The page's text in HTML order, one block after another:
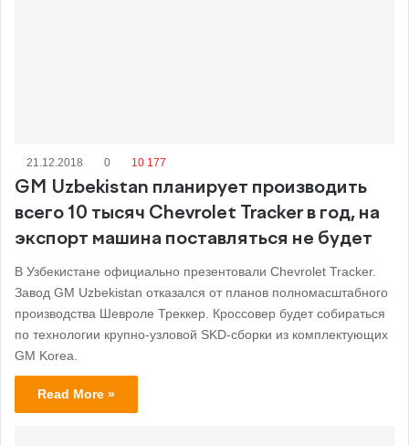
21.12.2018 0 10 177
GM Uzbekistan планирует производить
всего 10 тысяч Chevrolet Tracker в год, на
экспорт машина поставляться не будет
В Узбекистане официально презентовали Chevrolet Tracker.
Завод GM Uzbekistan отказался от планов полномасштабного
производства Шевроле Треккер. Кроссовер будет собираться
по технологии крупно-узловой SKD-сборки из комплектующих
GM Korea.
Read More »